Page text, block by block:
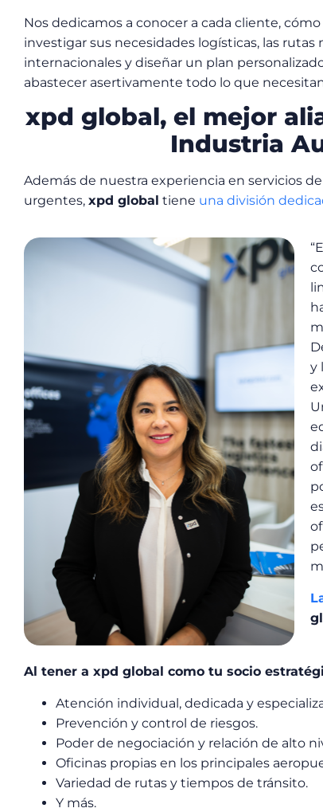
Nos dedicamos a conocer a cada cliente,
investigar sus necesidades logísticas, las
internacionales y diseñar un plan
abastecer asertivamente todo lo que
xpd global, el mejor
Industria
Además de nuestra experiencia en servicios
urgentes, xpd global tiene una división
y
Al tener a xpd global como tu socio
Atención individual, dedicada y
Prevención y control de riesgos.
Poder de negociación y relación de alto
Oficinas propias en los principales
Variedad de rutas y tiempos de tránsito.
Y más.